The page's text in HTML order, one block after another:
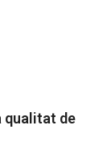
qualitat de